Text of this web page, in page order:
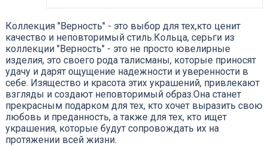
Коллекция "Верность" - это выбор для тех,кто ценит
качество и неповторимый стиль.Кольца, серьги из
коллекции "Верность" - это не просто ювелирные
изделия, это своего рода талисманы, которые приносят
удачу и дарят ощущение надежности и уверенности в
себе. Изящество и красота этих украшений, привлекают
взгляды и создают неповторимый образ.Она станет
прекрасным подарком для тех, кто хочет выразить свою
любовь и преданность, а также для тех, кто ищет
украшения, которые будут сопровождать их на
протяжении всей жизни.